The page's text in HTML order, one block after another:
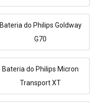
Bateria do Philips Goldway
G70
Bateria do Philips Micron
Transport XT